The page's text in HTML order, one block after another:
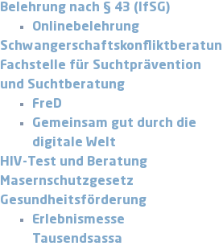
Belehrung nach § 43 (IfSG)
Onlinebelehrung
Fachstelle für Suchtprävention
und Suchtberatung
FreD
Gemeinsam gut durch die
digitale Welt
HIV-Test und Beratung
Masernschutzgesetz
Gesundheitsförderung
Erlebnismesse
Tausendsassa